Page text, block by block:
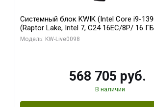
Системный блок KWIK (Intel Core i9-
(Raptor Lake, Intel 7, C24 16EC/8P/ 16
модуля)/ Afox RTX4090 24GB GDDR6X
Модель: KW-Live0098
568 705 руб.
В наличии